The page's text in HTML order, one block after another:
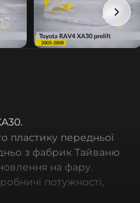
пластику передньої
з фабрик Тайваню
на фару.
потужності,
мають